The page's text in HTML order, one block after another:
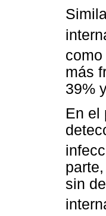
más
39%
En el
sin